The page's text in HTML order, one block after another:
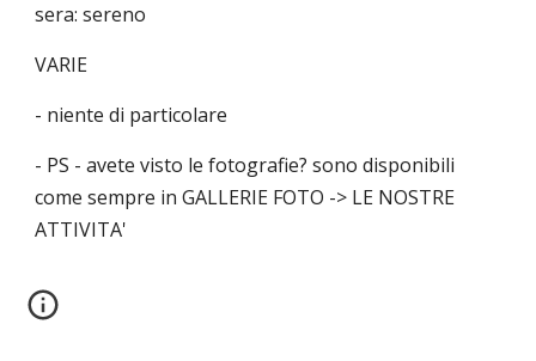
sera: sereno
VARIE
- niente di particolare
- PS - avete visto le fotografie? sono disponibili
come sempre in GALLERIE FOTO -> LE NOSTRE
ATTIVITA'